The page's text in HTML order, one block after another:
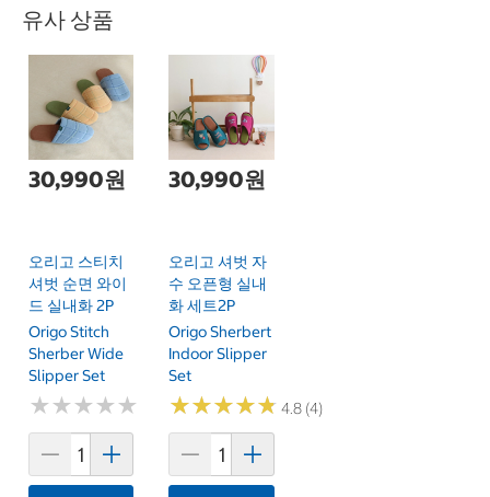
유사 상품
30,990원
오리고 스티치
셔벗 순면 와이
드 실내화 2P
Origo Stitch
Sherber Wide
Slipper Set
★★★★★
★★★★★
30,990원
오리고 셔벗 자
수 오픈형 실내
화 세트2P
Origo Sherbert
Indoor Slipper
Set
★★★★★
★★★★★ 4.8 (4)